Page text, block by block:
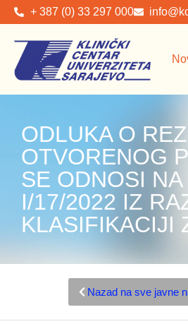
+ 387 (0) 33 297 000
ODLUKA O
OTVORENOG
SE ODNOSI NA
I/17/2022 IZ
KLASIFIKACIJI
Nazad na sve javne